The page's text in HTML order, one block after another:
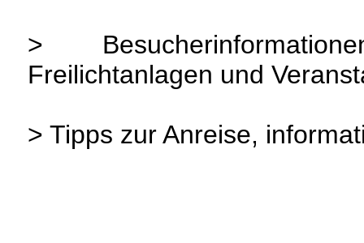
>
Freilichtanlagen und
> Tipps zur Anreise,